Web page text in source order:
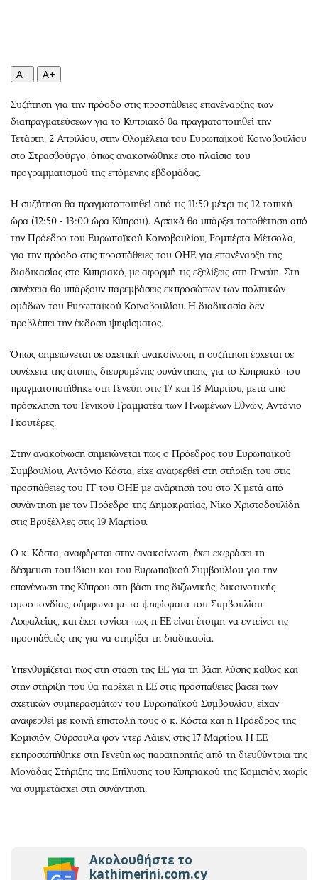
Παράξενα
Πολιτισμός
Σινεμά
Θέατρο-Χορός
Μουσική
Εικαστικά
Χειρόγραφα
Wine routes
Podcasts
Uncut
Προσφορές
Επιστολές
A− A+
Συζήτηση για την πρόοδο στις προσπάθειες επανέναρξης των
διαπραγματεύσεων για το Κυπριακό θα πραγματοποιηθεί την
Τετάρτη, 2 Απριλίου, στην Ολομέλεια του Ευρωπαϊκού Κοινοβουλίου
στο Στρασβούργο, όπως ανακοινώθηκε στο πλαίσιο του
προγραμματισμού της επόμενης εβδομάδας.
Η συζήτηση θα πραγματοποιηθεί από τις 11:50 μέχρι τις 12 τοπική
ώρα (12:50 - 13:00 ώρα Κύπρου). Αρχικά θα υπάρξει τοποθέτηση από
την Πρόεδρο του Ευρωπαϊκού Κοινοβουλίου, Ρομπέρτα Μέτσολα,
για την πρόοδο στις προσπάθειες του ΟΗΕ για επανέναρξη της
διαδικασίας στο Κυπριακό, με αφορμή τις εξελίξεις στη Γενεύη. Στη
συνέχεια θα υπάρξουν παρεμβάσεις εκπροσώπων των πολιτικών
ομάδων του Ευρωπαϊκού Κοινοβουλίου. Η διαδικασία δεν
προβλέπει την έκδοση ψηφίσματος.
Όπως σημειώνεται σε σχετική ανακοίνωση, η συζήτηση έρχεται σε
συνέχεια της άτυπης διευρυμένης συνάντησης για το Κυπριακό που
πραγματοποιήθηκε στη Γενεύη στις 17 και 18 Μαρτίου, μετά από
πρόσκληση του Γενικού Γραμματέα των Ηνωμένων Εθνών, Αντόνιο
Γκουτέρες.
Στην ανακοίνωση σημειώνεται πως ο Πρόεδρος του Ευρωπαϊκού
Συμβουλίου, Αντόνιο Κόστα, είχε αναφερθεί στη στήριξη του στις
προσπάθειες του ΓΓ του ΟΗΕ με ανάρτησή του στο X μετά από
συνάντηση με τον Πρόεδρο της Δημοκρατίας, Νίκο Χριστοδουλίδη
στις Βρυξέλλες στις 19 Μαρτίου.
Ο κ. Κόστα, αναφέρεται στην ανακοίνωση, έχει εκφράσει τη
δέσμευση του ίδιου και του Ευρωπαϊκού Συμβουλίου για την
επανένωση της Κύπρου στη βάση της διζωνικής, δικοινοτικής
ομοσπονδίας, σύμφωνα με τα ψηφίσματα του Συμβουλίου
Ασφαλείας, και έχει τονίσει πως η ΕΕ είναι έτοιμη να εντείνει τις
προσπάθειές της για να στηρίξει τη διαδικασία.
Υπενθυμίζεται πως στη στάση της ΕΕ για τη βάση λύσης καθώς και
στην στήριξη που θα παρέχει η ΕΕ στις προσπάθειες βάσει των
σχετικών συμπερασμάτων του Ευρωπαϊκού Συμβουλίου, είχαν
αναφερθεί με κοινή επιστολή τους ο κ. Κόστα και η Πρόεδρος της
Κομισιόν, Ούρσουλα φον ντερ Λάιεν, στις 17 Μαρτίου. Η ΕΕ
εκπροσωπήθηκε στη Γενεύη ως παρατηρητής από τη διευθύντρια της
Μονάδας Στήριξης της Επίλυσης του Κυπριακού της Κομισιόν, χωρίς
να συμμετάσχει στη συνάντηση.
Ακολουθήστε το
kathimerini.com.cy